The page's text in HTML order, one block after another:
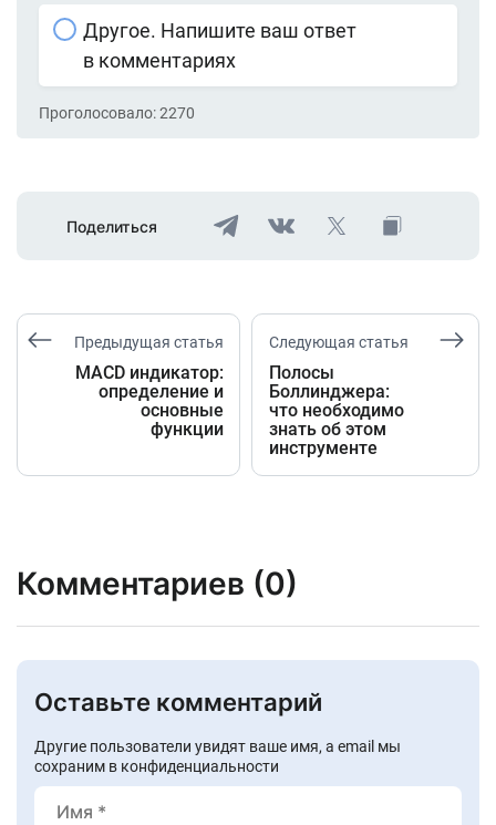
Другое. Напишите ваш ответ
в комментариях
Проголосовало:2270
Поделиться
Предыдущая статья
MACD индикатор:
определение и
основные
функции
Следующая статья
Полосы
Боллинджера:
что необходимо
знать об этом
инструменте
Комментариев (0)
Оставьте комментарий
Другие пользователи увидят ваше имя, а email мы
сохраним в конфиденциальности